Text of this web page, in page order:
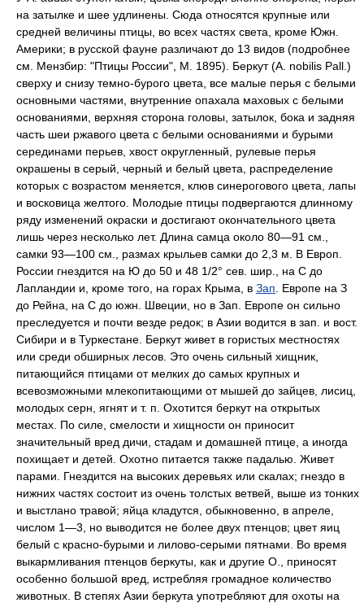
на затылке и шее удлинены. Сюда относятся крупные или
средней величины птицы, во всех частях света, кроме Южн.
Америки; в русской фауне различают до 13 видов (подробнее
см. Мензбир: "Птицы России", М. 1895). Беркут(А. nobilis Pall.)
сверху и снизу темно-бурого цвета, все малые перья с белыми
основными частями, внутренние опахала маховых с белыми
основаниями, верхняя сторона головы, затылок, бока и задняя
часть шеи ржавого цвета с белыми основаниями и бурыми
серединами перьев, хвост округленный, рулевые перья
окрашены в серый, черный и белый цвета, распределение
которых с возрастом меняется, клюв синерогового цвета, лапы
и восковица желтого. Молодые птицы подвергаются длинному
ряду изменений окраски и достигают окончательного цвета
лишь через несколько лет. Длина самца около 80—91 см.,
самки 93—100 см., размах крыльев самки до 2,3 м. В Европ.
России гнездится на Ю до 50 и 48 1/2° сев. шир., на С до
Лапландии и, кроме того, на горах Крыма, в Зап . Европе на З
до Рейна, на С до южн. Швеции, но в Зап. Европе он сильно
преследуется и почти везде редок; в Азии водится в зап. и вост.
Сибири и в Туркестане. Беркут живет в гористых местностях
или среди обширных лесов. Это очень сильный хищник,
питающийся птицами от мелких до самых крупных и
всевозможными млекопитающими от мышей до зайцев, лисиц,
молодых серн, ягнят и т. п. Охотится беркут на открытых
местах. По силе, смелости и хищности он приносит
значительный вред дичи, стадам и домашней птице, а иногда
похищает и детей. Охотно питается также падалью. Живет
парами. Гнездится на высоких деревьях или скалах; гнездо в
нижних частях состоит из очень толстых ветвей, выше из тонких
и выстлано травой; яйца кладутся, обыкновенно, в апреле,
числом 1—3, но выводится не более двух птенцов; цвет яиц
белый с красно-бурыми и лилово-серыми пятнами. Во время
выкармливания птенцов беркуты, как и другие О., приносят
особенно большой вред, истребляя громадное количество
животных. В степях Азии беркута употребляют для охоты на